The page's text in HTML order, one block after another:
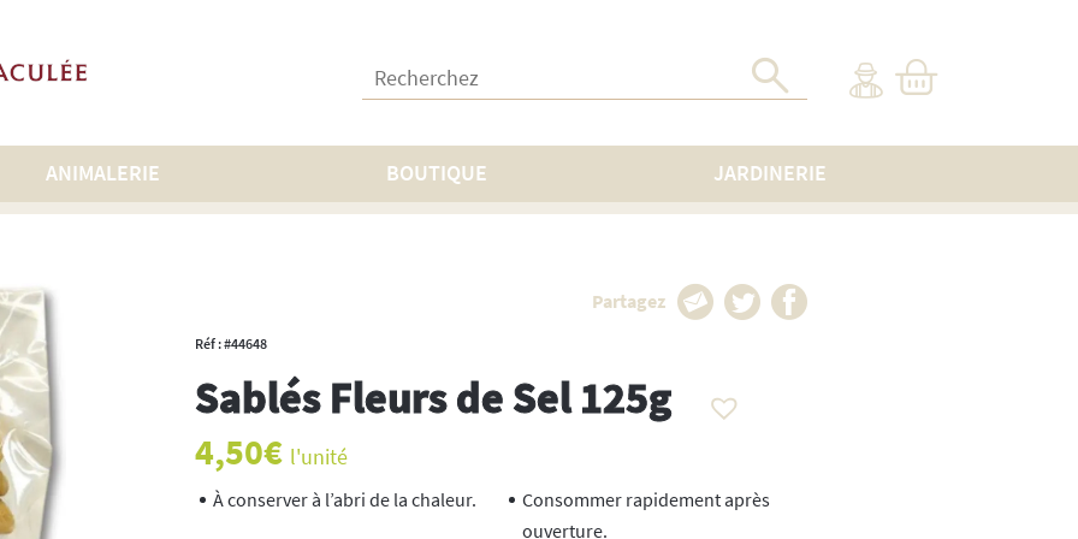
Recherchez :
ANIMALERIE BOUTIQUE JARDINERIE
Sablés Fleurs de Sel 125g
Partagez
Réf : #44648
Sablés Fleurs de Sel 125g
4,50€ l'unité
À conserver à l’abri de la chaleur.
Consommer rapidement après
ouverture.